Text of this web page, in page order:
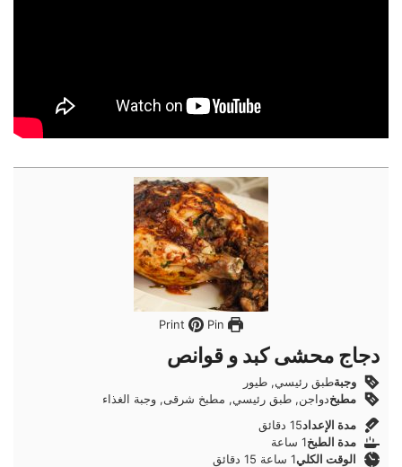
Pin
دجاج محشى كبد و قوانص
وجبةطبق رئيسي, طيور
مطبخدواجن, طبق رئيسي, مطبخ شرقى, وجبة الغذاء
مدة الإعداد15دقائق
دقائق
مدة الطبخ1ساعة
ساعة
الوقت الكلي1ساعة
ساعة 15دقائق
دقائق